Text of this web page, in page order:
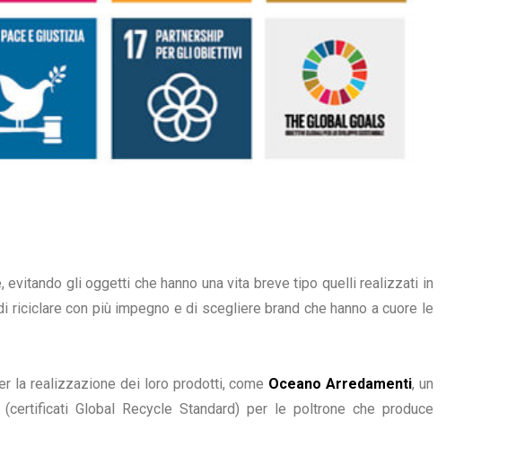
gli oggetti che hanno una vita breve tipo quelli realizzati in
riciclare con più impegno e di scegliere brand che hanno a cuore le
la realizzazione dei loro prodotti, come Oceano Arredamenti, un
Global Recycle Standard) per le poltrone che produce